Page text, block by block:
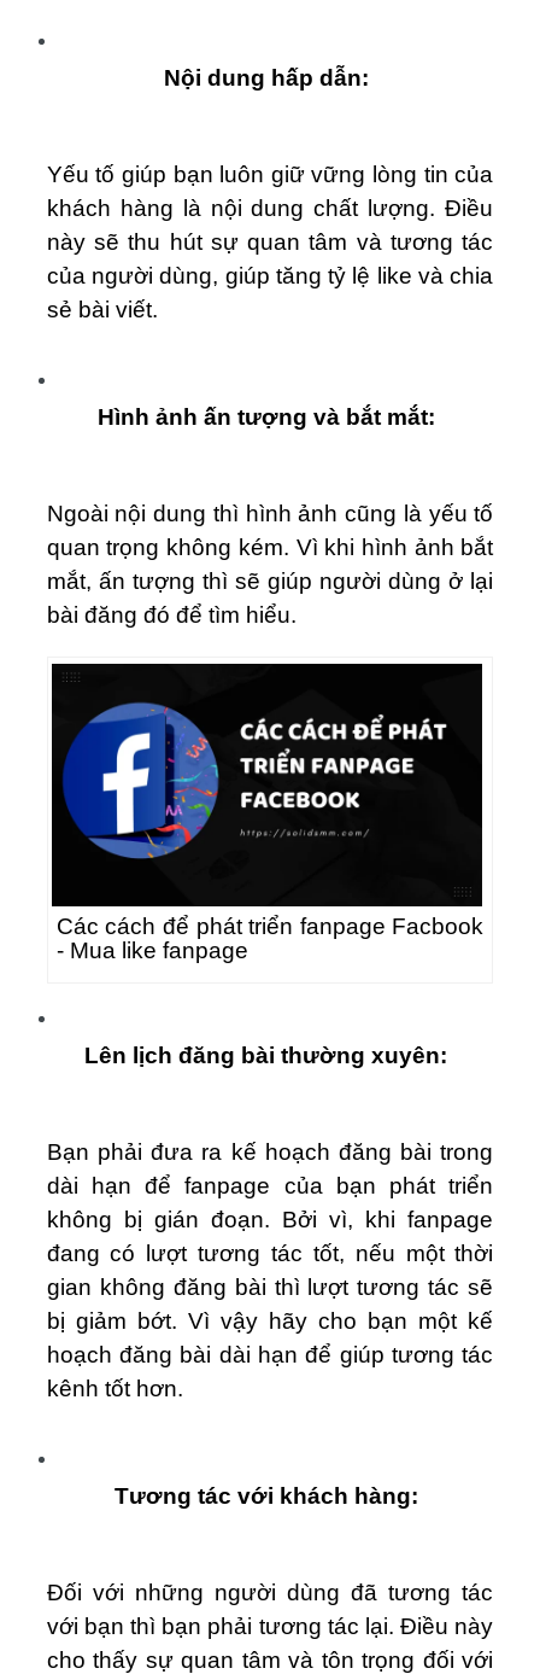
Nội dung hấp dẫn:
Yếu tố giúp bạn luôn giữ vững lòng tin của
khách hàng là nội dung chất lượng. Điều
này sẽ thu hút sự quan tâm và tương tác
của người dùng, giúp tăng tỷ lệ like và chia
sẻ bài viết.
Hình ảnh ấn tượng và bắt mắt:
Ngoài nội dung thì hình ảnh cũng là yếu tố
quan trọng không kém. Vì khi hình ảnh bắt
mắt, ấn tượng thì sẽ giúp người dùng ở lại
bài đăng đó để tìm hiểu.
Các cách để phát triển fanpage Facbook
- Mua like fanpage
Lên lịch đăng bài thường xuyên:
Bạn phải đưa ra kế hoạch đăng bài trong
dài hạn để fanpage của bạn phát triển
không bị gián đoạn. Bởi vì, khi fanpage
đang có lượt tương tác tốt, nếu một thời
gian không đăng bài thì lượt tương tác sẽ
bị giảm bớt. Vì vậy hãy cho bạn một kế
hoạch đăng bài dài hạn để giúp tương tác
kênh tốt hơn.
Tương tác với khách hàng:
Đối với những người dùng đã tương tác
với bạn thì bạn phải tương tác lại. Điều này
cho thấy sự quan tâm và tôn trọng đối với